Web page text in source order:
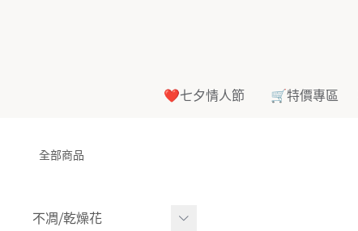
❤️七夕情人節 🛒特價專區
全部商品
不凋⧸乾燥花